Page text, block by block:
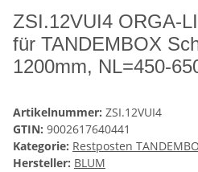
ZSI.12VUI4 ORGA-
für TANDEMBOX
1200mm, NL=450-
Artikelnummer: ZSI.12VUI4
GTIN: 9002617640441
Kategorie: Restposten
Hersteller: BLUM